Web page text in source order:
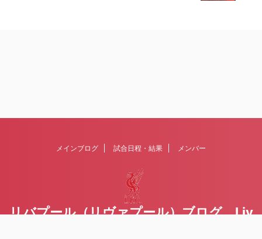
メインブログ 試合日程・結果 メンバー
リバプール（リヴァプール）ブログ Liv